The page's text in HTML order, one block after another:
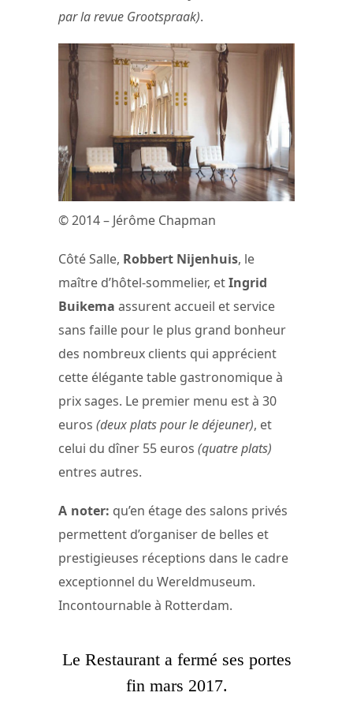
par la revue Grootspraak).
© 2014 – Jérôme Chapman
Côté Salle, Robbert Nijenhuis, le
maître d’hôtel-sommelier, etIngrid
Buikema assurent accueil et service
sans faille pour le plus grand bonheur
des nombreux clients qui apprécient
cette élégante table gastronomique à
prix sages. Le premier menu est à 30
euros (deux plats pour le déjeuner), et
celui du dîner 55 euros (quatre plats)
entres autres.
A noter: qu’en étage des salons privés
permettent d’organiser de belles et
prestigieuses réceptions dans le cadre
exceptionnel du Wereldmuseum.
Incontournable à Rotterdam.
Le Restaurant a fermé ses portes
fin mars 2017.